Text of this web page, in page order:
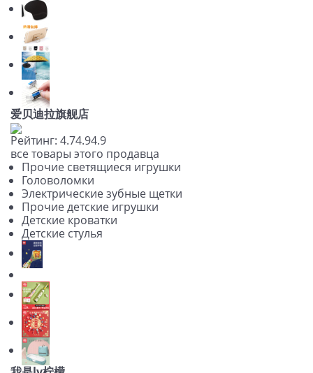
爱贝迪拉旗舰店
Рейтинг: 4.74.94.9
все товары этого продавца
Прочие светящиеся игрушки
Головоломки
Электрические зубные щетки
Прочие детские игрушки
Детские кроватки
Детские стулья